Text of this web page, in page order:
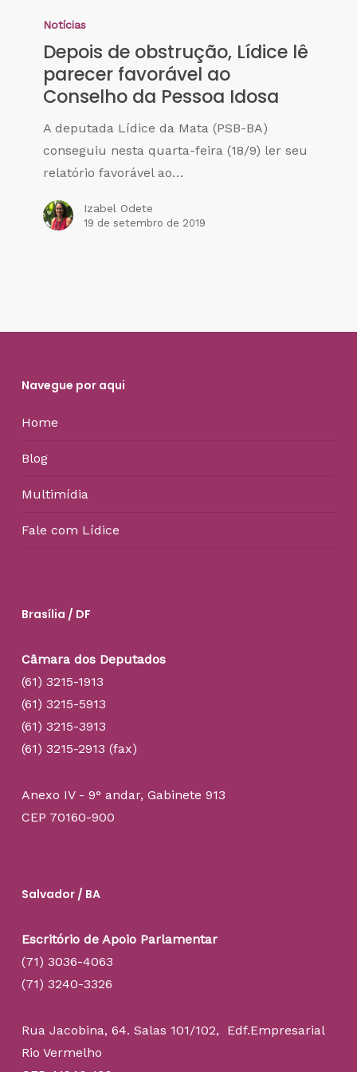
Notícias
Depois de obstrução, Lídice lê
parecer favorável ao
Conselho da Pessoa Idosa
A deputada Lídice da Mata (PSB-BA)
conseguiu nesta quarta-feira (18/9) ler seu
relatório favorável ao…
Izabel Odete
19 de setembro de 2019
Navegue por aqui
Home
Blog
Multimídia
Fale com Lídice
Brasília / DF
Câmara dos Deputados
(61) 3215-1913
(61) 3215-5913
(61) 3215-3913
(61) 3215-2913 (fax)
Anexo IV - 9° andar, Gabinete 913
CEP 70160-900
Salvador / BA
Escritório de Apoio Parlamentar
(71) 3036-4063
(71) 3240-3326
Rua Jacobina, 64. Salas 101/102, Edf.Empresarial
Rio Vermelho